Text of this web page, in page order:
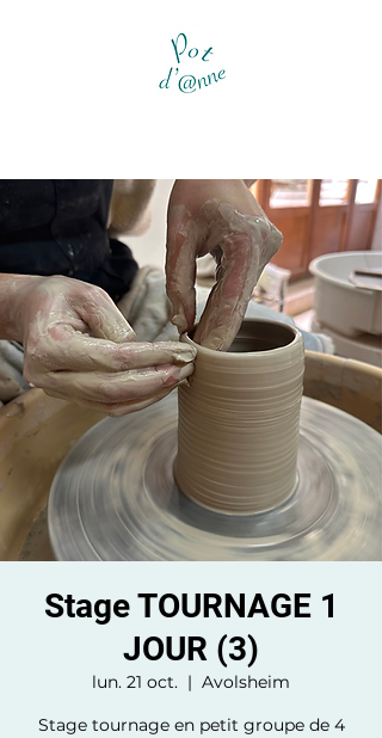
Stage TOURNAGE 1
JOUR (3)
lun. 21 oct.
  |
Avolsheim
Stage tournage en petit groupe de 4